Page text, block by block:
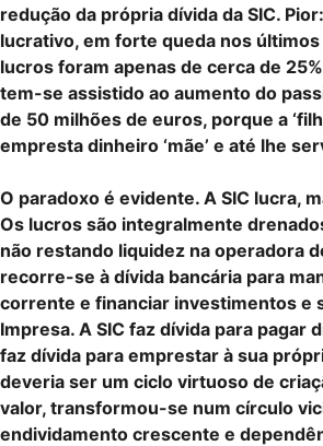
redução da própria dívida da SIC.
lucrativo, em forte queda nos
lucros foram apenas de cerca de
tem-se assistido ao aumento do
de 50 milhões de euros, porque a
empresta dinheiro ‘mãe’ e até lhe
O paradoxo é evidente. A SIC lucra,
Os lucros são integralmente
não restando liquidez na operadora
recorre-se à dívida bancária para
corrente e financiar investimentos e
Impresa. A SIC faz dívida para pagar
faz dívida para emprestar à sua
deveria ser um ciclo virtuoso de
valor, transformou-se num círculo
endividamento crescente e